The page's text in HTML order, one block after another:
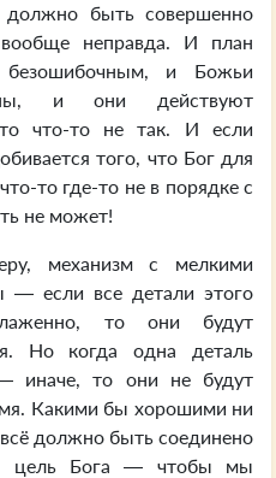
должно быть совершенно
неправда. И план
и Божьи
и они действуют
то что-то не так. И если
того, что Бог для
то где-то не в порядке с
не может!
механизм с мелкими
— если все детали этого
то они будут
Но когда одна деталь
иначе, то они не будут
Какими бы хорошими ни
должно быть соединено
цель Бога — чтобы мы